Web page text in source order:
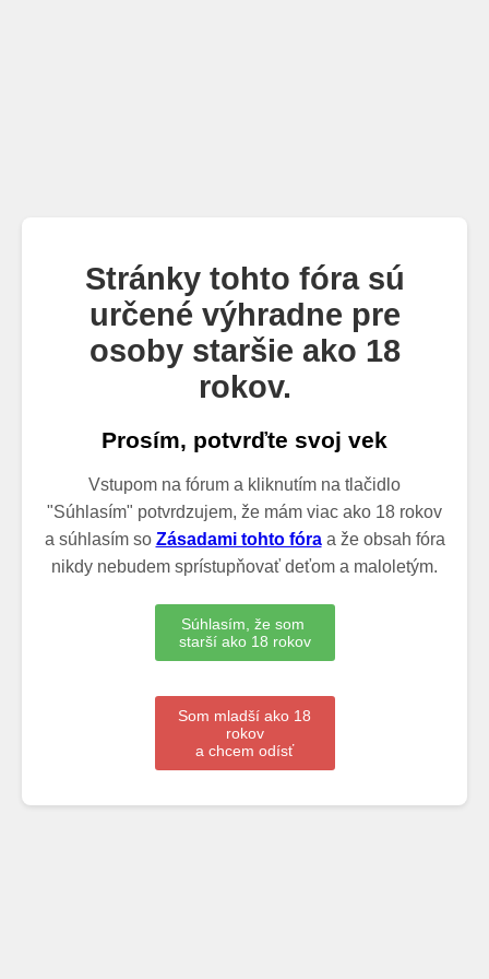
Stránky tohto fóra sú
určené výhradne pre
osoby staršie ako 18
rokov.
Prosím, potvrďte svoj vek
Vstupom na fórum a kliknutím na tlačidlo
"Súhlasím" potvrdzujem, že mám viac ako 18 rokov
a súhlasím so Zásadami tohto fóraa že obsah fóra
nikdy nebudem sprístupňovať deťom a maloletým.
Súhlasím, že som
starší ako 18 rokov
Som mladší ako 18
rokov
a chcem odísť